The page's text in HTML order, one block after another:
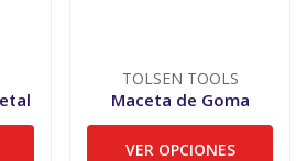
TOLSEN TOOLS
Maceta de Goma
VER OPCIONES